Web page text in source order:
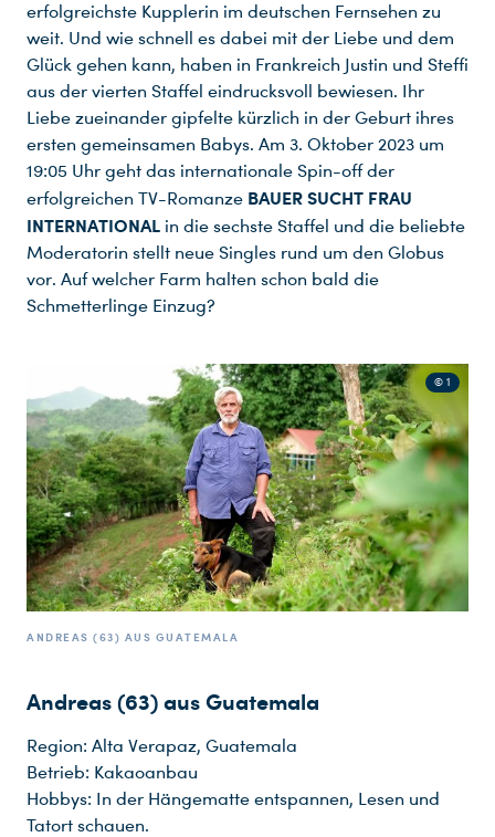
erfolgreichste Kupplerin im deutschen Fernsehen zu
weit. Und wie schnell es dabei mit der Liebe und dem
Glück gehen kann, haben in Frankreich Justin und Steffi
aus der vierten Staffel eindrucksvoll bewiesen. Ihr
Liebe zueinander gipfelte kürzlich in der Geburt ihres
ersten gemeinsamen Babys. Am 3. Oktober 2023 um
19:05 Uhr geht das internationale Spin-off der
erfolgreichen TV-Romanze BAUER SUCHT FRAU
INTERNATIONAL in die sechste Staffel und die beliebte
Moderatorin stellt neue Singles rund um den Globus
vor. Auf welcher Farm halten schon bald die
Schmetterlinge Einzug?
© 1
ANDREAS (63) AUS GUATEMALA
Andreas (63) aus Guatemala
Region: Alta Verapaz, Guatemala
Betrieb: Kakaoanbau
Hobbys: In der Hängematte entspannen, Lesen und
Tatort schauen.